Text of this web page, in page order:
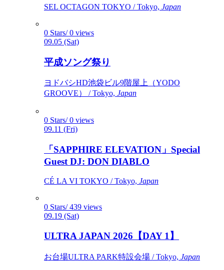
SEL OCTAGON TOKYO / Tokyo, Japan
0 Stars/ 0 views
09.05 (Sat)
平成ソング祭り
ヨドバシHD池袋ビル9階屋上（YODO
GROOVE） / Tokyo, Japan
0 Stars/ 0 views
09.11 (Fri)
「SAPPHIRE ELEVATION」Special
Guest DJ: DON DIABLO
CÉ LA VI TOKYO / Tokyo, Japan
0 Stars/ 439 views
09.19 (Sat)
ULTRA JAPAN 2026【DAY 1】
お台場ULTRA PARK特設会場 / Tokyo, Japan